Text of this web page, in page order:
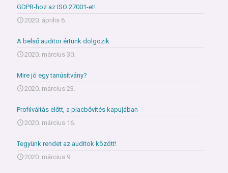
GDPR-hoz az ISO 27001-et!
2020. április 6.
A belső auditor értünk dolgozik
2020. március 30.
Mire jó egy tanúsítvány?
2020. március 23.
Profilváltás előtt, a piacbővítés kapujában
2020. március 16.
Tegyünk rendet az auditok között!
2020. március 9.